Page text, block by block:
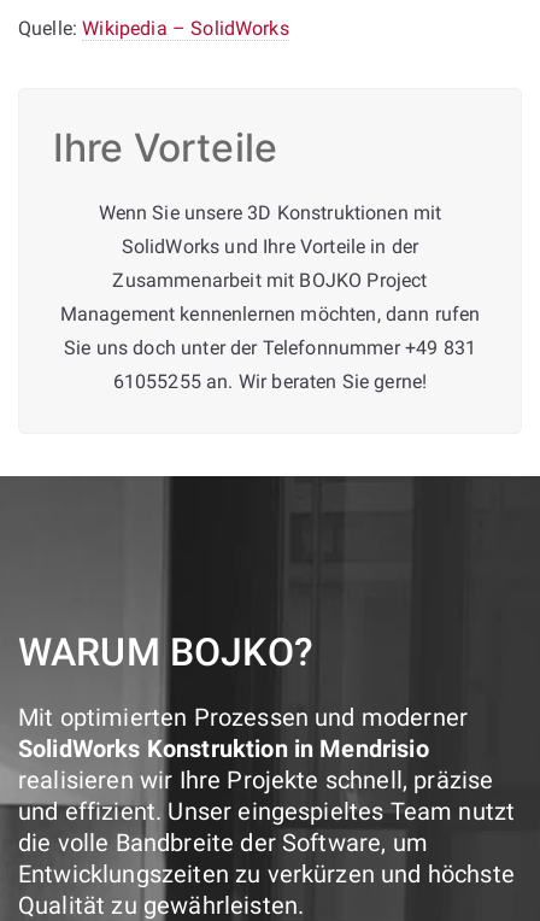
Quelle:Wikipedia – SolidWorks
Ihre Vorteile
Wenn Sie unsere 3D Konstruktionen mit
SolidWorks und Ihre Vorteile in der
Zusammenarbeit mit BOJKO Project
Management kennenlernen möchten, dann rufen
Sie uns doch unter der Telefonnummer +49 831
61055255 an. Wir beraten Sie gerne!
WARUM BOJKO?
Mit optimierten Prozessen und moderner
SolidWorks Konstruktion in Mendrisio
realisieren wir Ihre Projekte schnell, präzise
und effizient. Unser eingespieltes Team nutzt
die volle Bandbreite der Software, um
Entwicklungszeiten zu verkürzen und höchste
Qualität zu gewährleisten.